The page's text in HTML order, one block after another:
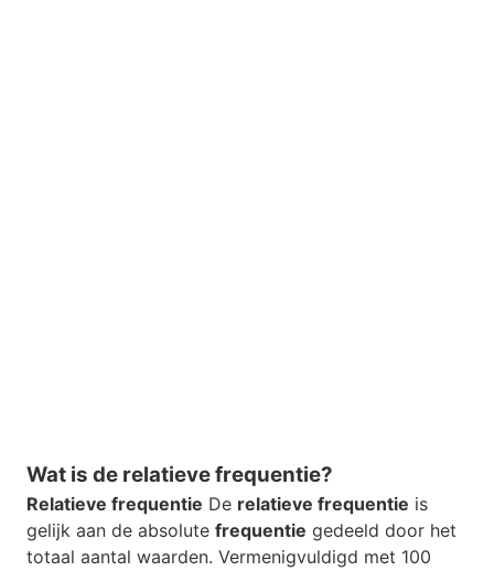
Wat is de relatieve frequentie?
Relatieve frequentie De relatieve frequentie is
gelijk aan de absolute frequentie gedeeld door het
totaal aantal waarden. Vermenigvuldigd met 100